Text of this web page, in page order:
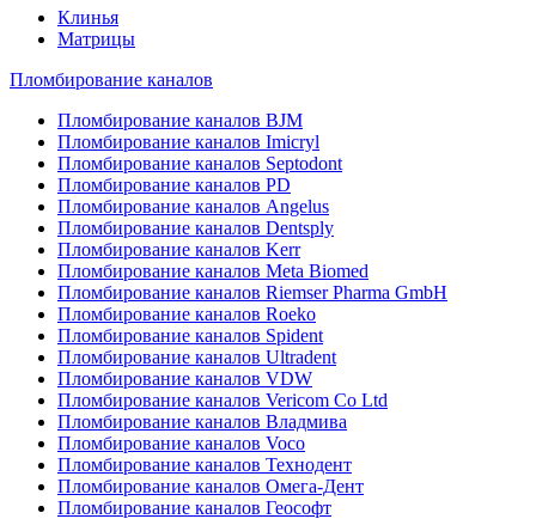
Клинья
Матрицы
Пломбирование каналов
Пломбирование каналов BJM
Пломбирование каналов Imicryl
Пломбирование каналов Septodont
Пломбирование каналов PD
Пломбирование каналов Angelus
Пломбирование каналов Dentsply
Пломбирование каналов Kerr
Пломбирование каналов Meta Biomed
Пломбирование каналов Riemser Pharma GmbH
Пломбирование каналов Roeko
Пломбирование каналов Spident
Пломбирование каналов Ultradent
Пломбирование каналов VDW
Пломбирование каналов Vericom Co Ltd
Пломбирование каналов Владмива
Пломбирование каналов Voco
Пломбирование каналов Технодент
Пломбирование каналов Омега-Дент
Пломбирование каналов Геософт